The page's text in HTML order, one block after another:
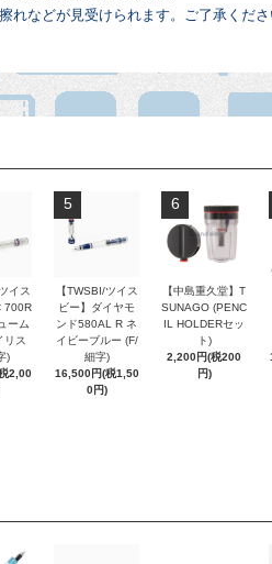
などが見受けられます。ご了承くださ
イス
700R
ーム
リス
)
2,00
5
【TWSBI/ツイス
ビー】ダイヤモ
ンド580AL R ネ
イビーブルー (F/
細字)
16,500円(税1,50
0円)
6
【中島重久堂】T
SUNAGO (PENC
IL HOLDERセッ
ト)
2,200円(税200
円)